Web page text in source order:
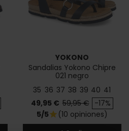
YOKONO
Sandalias Yokono Chipre
021 negro
35 36 37 38 39 40 41
Precio
49,95 € Precio base
59,95 € -17%
5/5star (10 opiniones)